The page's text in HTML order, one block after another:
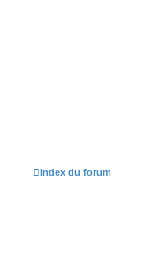
Index du forum